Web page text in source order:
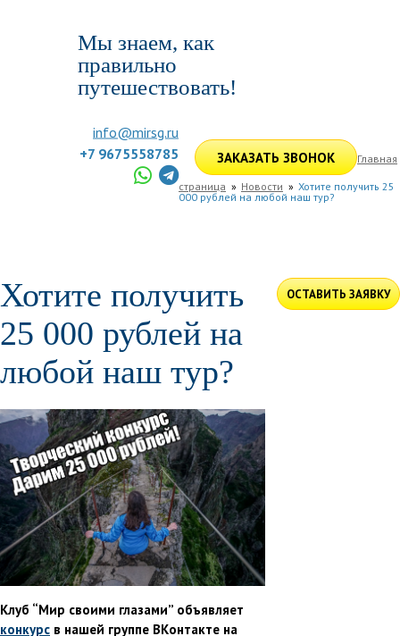
Мы знаем, как
правильно
путешествовать!
info@mirsg.ru
+7 9675558785
ЗАКАЗАТЬ ЗВОНОК
ОСТАВИТЬ ЗАЯВКУ
Главная
страница Новости
Хотите получить 25
000 рублей на любой наш тур?
Хотите получить
25 000 рублей на
любой наш тур?
Клуб “Мир своими глазами” объявляет
конкурс в нашей группе ВКонтакте на